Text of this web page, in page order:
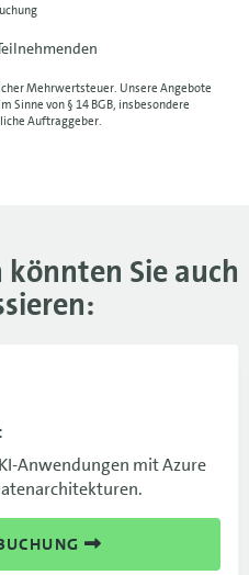
Mehrwertsteuer. Unsere Angebote
Sinne von § 14 BGB, insbesondere
Auftraggeber.
könnten Sie auch
Anwendungen mit Azure